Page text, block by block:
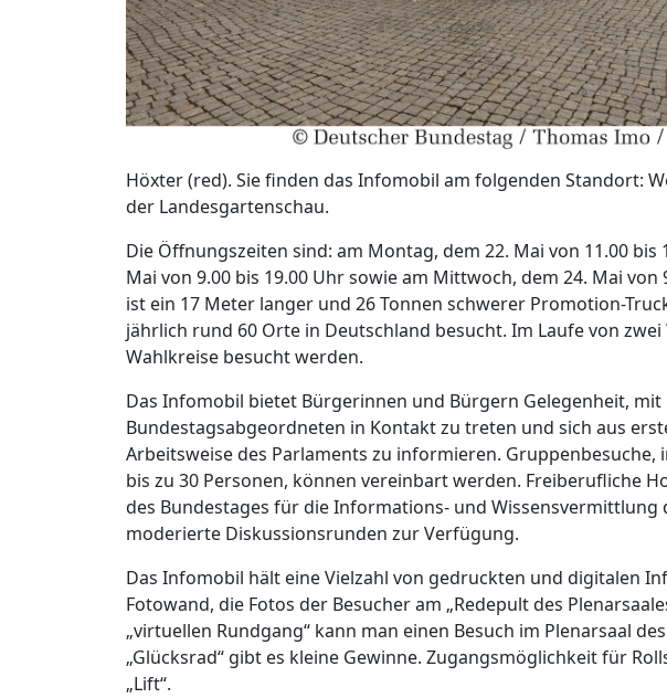
Höxter (red). Sie finden das Infomobil am folgenden Standort:
der Landesgartenschau.
Die Öffnungszeiten sind: am Montag, dem 22. Mai von 11.00 bis
Mai von 9.00 bis 19.00 Uhr sowie am Mittwoch, dem 24. Mai von
ist ein 17 Meter langer und 26 Tonnen schwerer Promotion-
jährlich rund 60 Orte in Deutschland besucht. Im Laufe von
Wahlkreise besucht werden.
Das Infomobil bietet Bürgerinnen und Bürgern Gelegenheit,
Bundestagsabgeordneten in Kontakt zu treten und sich aus
Arbeitsweise des Parlaments zu informieren. Gruppenbesuche,
bis zu 30 Personen, können vereinbart werden. Freiberufliche
des Bundestages für die Informations- und Wissensvermittlung
moderierte Diskussionsrunden zur Verfügung.
Das Infomobil hält eine Vielzahl von gedruckten und digitalen
Fotowand, die Fotos der Besucher am „Redepult des
„virtuellen Rundgang“ kann man einen Besuch im Plenarsaal
„Glücksrad“ gibt es kleine Gewinne. Zugangsmöglichkeit für
„Lift“.